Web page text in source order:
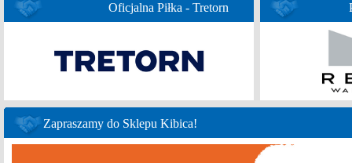
Oficjalna Piłka - Tretorn
Zapraszamy do Sklepu Kibica!